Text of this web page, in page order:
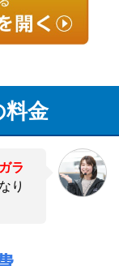
料金
ガラ
り